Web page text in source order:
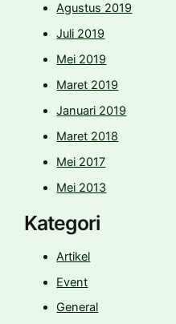
Agustus 2019
Juli 2019
Mei 2019
Maret 2019
Januari 2019
Maret 2018
Mei 2017
Mei 2013
Kategori
Artikel
Event
General